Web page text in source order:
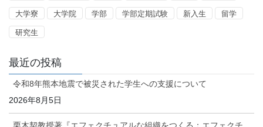
大学寮 大学院 学部 学部定期試験 新入生 留学
研究生
最近の投稿
令和8年熊本地震で被災された学生への支援について
2026年8月5日
栗木契教授著『エフェクチュアルな組織をつくる：エフェクチ